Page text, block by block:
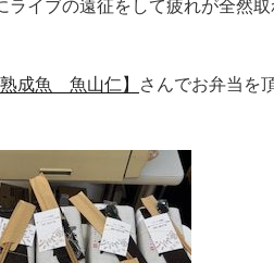
ライブの遠征をして疲れが全然
熟成魚 魚山仁】
さんでお弁当を